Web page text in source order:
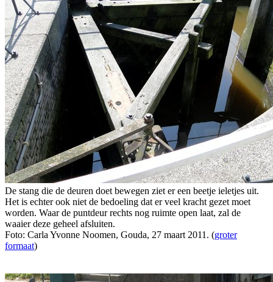
De stang die de deuren doet bewegen ziet er een beetje ieletjes uit.
Het is echter ook niet de bedoeling dat er veel kracht gezet moet
worden. Waar de puntdeur rechts nog ruimte open laat, zal de
waaier deze geheel afsluiten.
Foto: Carla Yvonne Noomen, Gouda, 27 maart 2011. (groter
formaat)